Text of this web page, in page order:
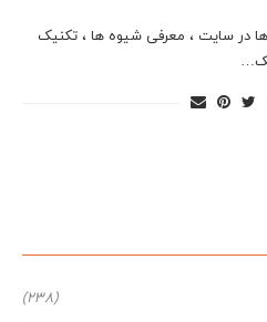
ها در سایت ، معرفی شیوه ها ، تکنیک
(238)